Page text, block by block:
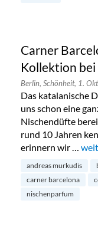
Carner
Kollektion
Berlin, Schönheit, 1.
Das katalanische
uns schon eine
Nischendüfte
rund 10 Jahren
erinnern wir …
andreas murkudis
carner barcelona
nischenparfum